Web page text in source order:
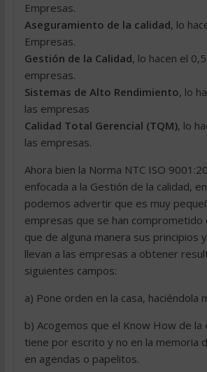
Empresas.
Aseguramiento de la calidad, lo
Empresas.
Gestión de la Calidad, lo hacen el
empresas.
Sistemas de Alto Rendimiento, lo
las empresas
Calidad Total Gerencial (TQM), lo
las empresas.
Ahora bien la Norma NTC ISO
enfocada a la Gestión de la calidad,
podemos advertir que es muy
empresas que se han comprometido
que de alguna manera sus principios
llevan a las empresas a obtener
siguientes campos:
a) Pone orden en la casa, haciéndola
b) Acogemos que el Know How de la
tiene por escrito y no en la memoria
en agendas o papelitos.